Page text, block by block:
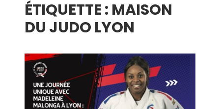
ÉTIQUETTE : MAISON
DU JUDO LYON